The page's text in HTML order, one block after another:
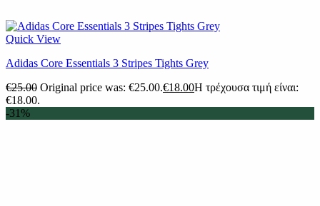
Quick View
Adidas Core Essentials 3 Stripes Tights Grey
€25.00 Original price was: €25.00.€18.00Η τρέχουσα τιμή είναι:
€18.00.
-31%